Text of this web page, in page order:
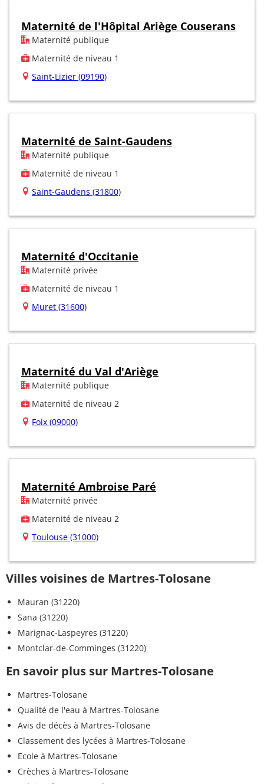
Maternité de l'Hôpital Ariège Couserans
Maternité publique
Maternité de niveau 1
Saint-Lizier (09190)
Maternité de Saint-Gaudens
Maternité publique
Maternité de niveau 1
Saint-Gaudens (31800)
Maternité d'Occitanie
Maternité privée
Maternité de niveau 1
Muret (31600)
Maternité du Val d'Ariège
Maternité publique
Maternité de niveau 2
Foix (09000)
Maternité Ambroise Paré
Maternité privée
Maternité de niveau 2
Toulouse (31000)
Villes voisines de Martres-Tolosane
Mauran (31220)
Sana (31220)
Marignac-Laspeyres (31220)
Montclar-de-Comminges (31220)
En savoir plus sur Martres-Tolosane
Martres-Tolosane
Qualité de l'eau à Martres-Tolosane
Avis de décès à Martres-Tolosane
Classement des lycées à Martres-Tolosane
Ecole à Martres-Tolosane
Crèches à Martres-Tolosane